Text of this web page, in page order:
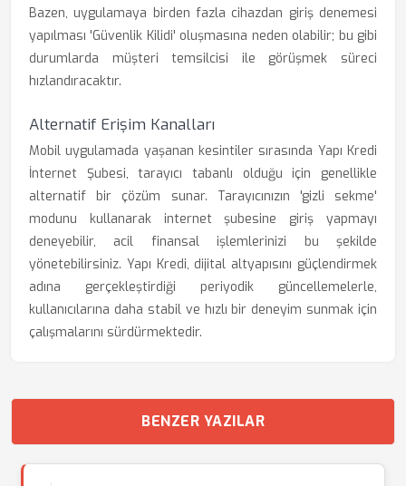
Bazen, uygulamaya birden fazla cihazdan giriş denemesi
yapılması 'Güvenlik Kilidi' oluşmasına neden olabilir; bu gibi
durumlarda müşteri temsilcisi ile görüşmek süreci
hızlandıracaktır.
Alternatif Erişim Kanalları
Mobil uygulamada yaşanan kesintiler sırasında Yapı Kredi
İnternet Şubesi, tarayıcı tabanlı olduğu için genellikle
alternatif bir çözüm sunar. Tarayıcınızın 'gizli sekme'
modunu kullanarak internet şubesine giriş yapmayı
deneyebilir, acil finansal işlemlerinizi bu şekilde
yönetebilirsiniz. Yapı Kredi, dijital altyapısını güçlendirmek
adına gerçekleştirdiği periyodik güncellemelerle,
kullanıcılarına daha stabil ve hızlı bir deneyim sunmak için
çalışmalarını sürdürmektedir.
BENZER YAZILAR